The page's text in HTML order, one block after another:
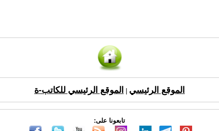
الموقع الرئيسي الموقع الرئيسي للكاتب-ة
تابعونا على: